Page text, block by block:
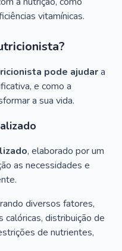
vitamínicas.
pode ajudara
e como a
a sua vida.
, elaborado por um
as necessidades e
diversos fatores,
calóricas, distribuição de
de nutrientes,